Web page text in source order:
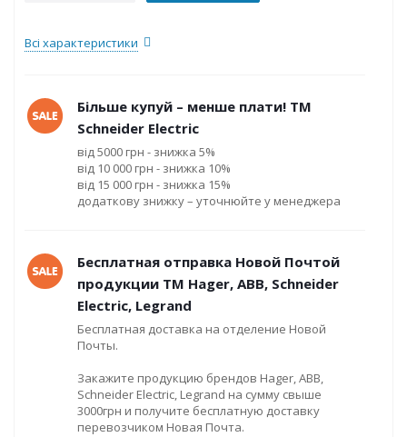
Всі характеристики
Більше купуй – менше плати! ТМ
Schneider Electric
від 5000 грн - знижка 5%
від 10 000 грн - знижка 10%
від 15 000 грн - знижка 15%
додаткову знижку – уточнюйте у менеджера
Бесплатная отправка Новой Почтой
продукции ТМ Hager, ABB, Schneider
Electric, Legrand
Бесплатная доставка на отделение Новой
Почты.
Закажите продукцию брендов Hager, ABB,
Schneider Electric, Legrand на сумму свыше
3000грн и получите бесплатную доставку
перевозчиком Новая Почта.